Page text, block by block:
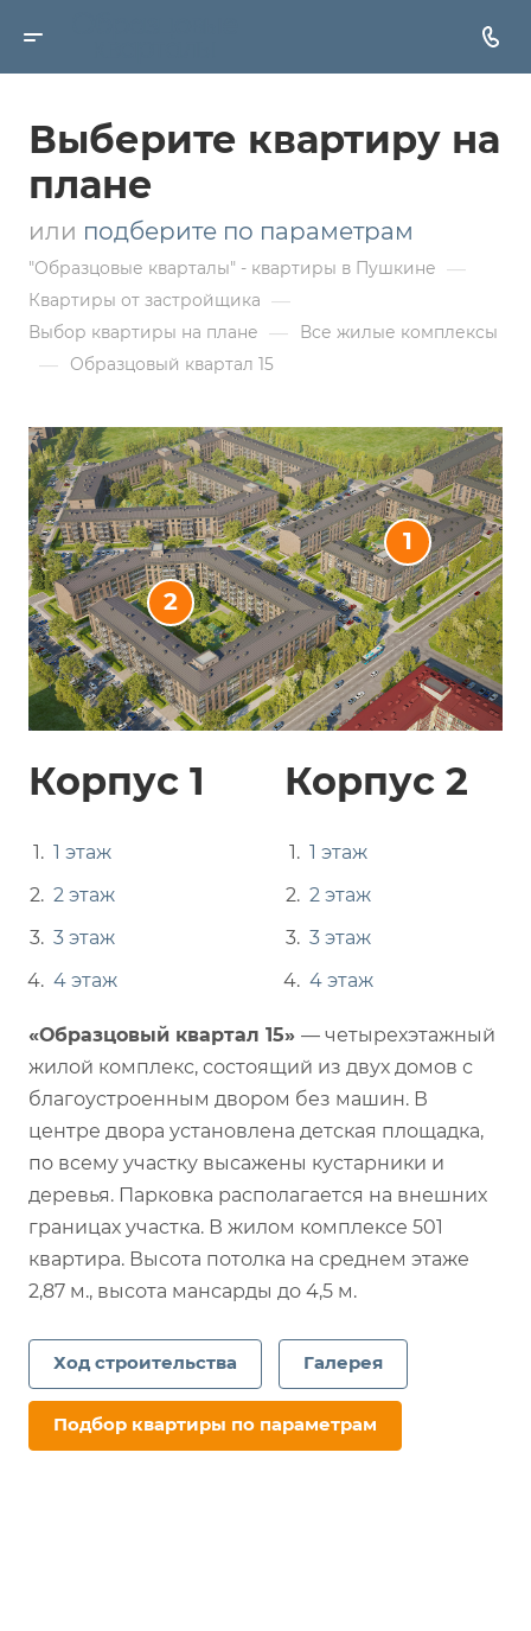
Выберите квартиру на
плане
или подберите по параметрам
"Образцовые кварталы" - квартиры в Пушкине —
Квартиры от застройщика —
Выбор квартиры на плане — Все жилые комплексы
— Образцовый квартал 15
2
1
Корпус 1
1 этаж
2 этаж
3 этаж
4 этаж
Корпус 2
1 этаж
2 этаж
3 этаж
4 этаж
«Образцовый квартал 15» — четырехэтажный
жилой комплекс, состоящий из двух домов с
благоустроенным двором без машин. В
центре двора установлена детская площадка,
по всему участку высажены кустарники и
деревья. Парковка располагается на внешних
границах участка. В жилом комплексе 501
квартира. Высота потолка на среднем этаже
2,87 м., высота мансарды до 4,5 м.
Ход строительства Галерея
Подбор квартиры по параметрам